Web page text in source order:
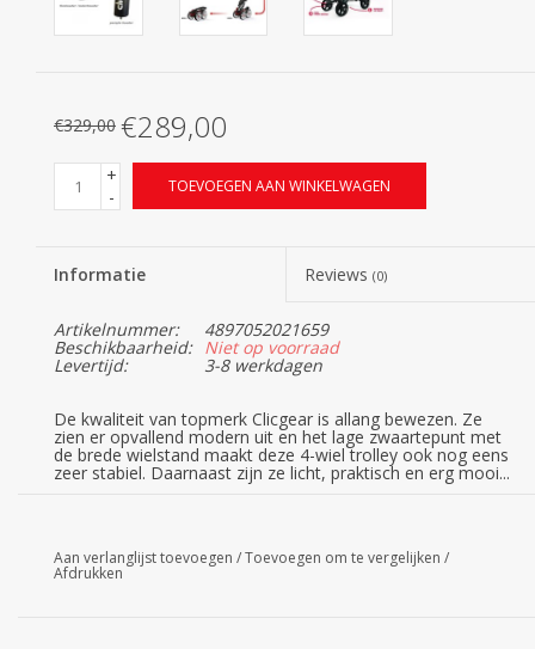
€329,00 €289,00
+
-
TOEVOEGEN AAN WINKELWAGEN
Informatie Reviews (0)
Artikelnummer: 4897052021659
Beschikbaarheid: Niet op voorraad
Levertijd: 3-8 werkdagen
De kwaliteit van topmerk Clicgear is allang bewezen. Ze
zien er opvallend modern uit en het lage zwaartepunt met
de brede wielstand maakt deze 4-wiel trolley ook nog eens
zeer stabiel. Daarnaast zijn ze licht, praktisch en erg mooi...
Nieuwste uitvoering 8.0+ anno 2020
Mooie, extra stabiele 4-wiels golftrolley
Compact, robuust maar trendy design
Aan verlanglijst toevoegen /Toevoegen om te vergelijken /
Afdrukken